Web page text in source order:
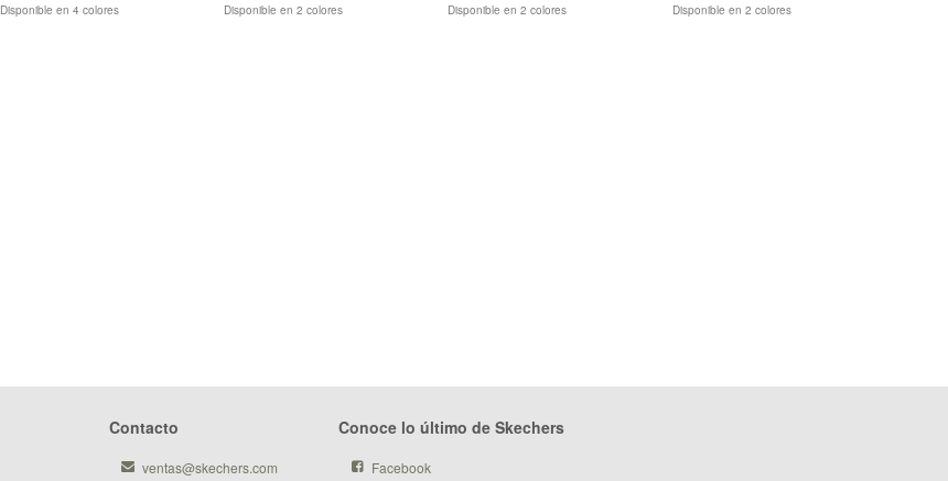
Disponible en 4 colores Disponible en 2 colores Disponible en 2 colores Disponible en 2 colores
Contacto
ventas@skechers.com
Conoce lo último de Skechers
Facebook